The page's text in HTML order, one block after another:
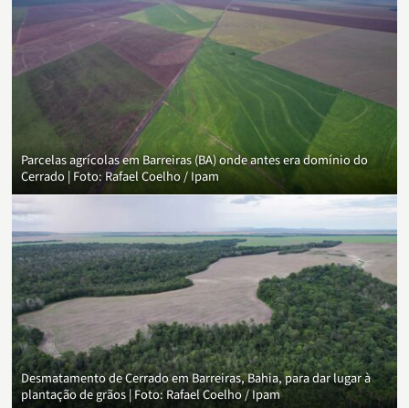
Parcelas agrícolas em Barreiras (BA) onde antes era domínio do
Cerrado | Foto: Rafael Coelho / Ipam
Desmatamento de Cerrado em Barreiras, Bahia, para dar lugar à
plantação de grãos | Foto: Rafael Coelho / Ipam